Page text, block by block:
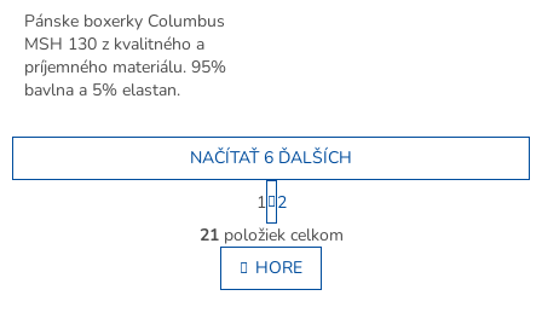
Pánske boxerky Columbus
MSH 130 z kvalitného a
príjemného materiálu. 95%
bavlna a 5% elastan.
O
v
l
á
NAČÍTAŤ 6 ĎALŠÍCH
S
t
r
á
n
k
1 2
21položiek celkom
HORE